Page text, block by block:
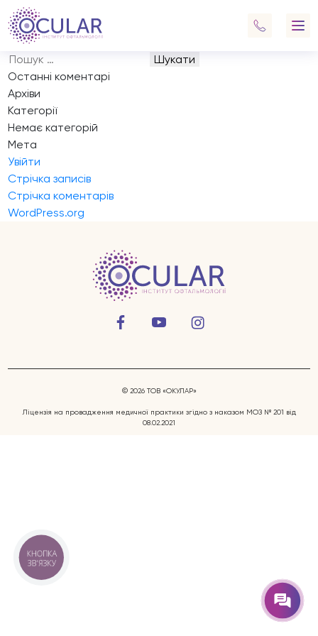
Запис на прийом
Навігація
записів
Previous:
Запис на прийом
Next: Запис на прийом
Пошук:
Останні коментарі
Архіви
Категорії
Немає категорій
Мета
Увійти
Стрічка записів
Стрічка коментарів
WordPress.org
© 2026 ТОВ «ОКУЛАР»
Ліцензія на провадження медичної практики згідно з наказом МОЗ № 201 від
08.02.2021
КНОПКА
ЗВ'ЯЗКУ